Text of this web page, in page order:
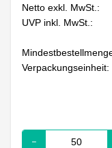
Netto exkl. MwSt.:
UVP inkl. MwSt.:
Verpackungseinheit: